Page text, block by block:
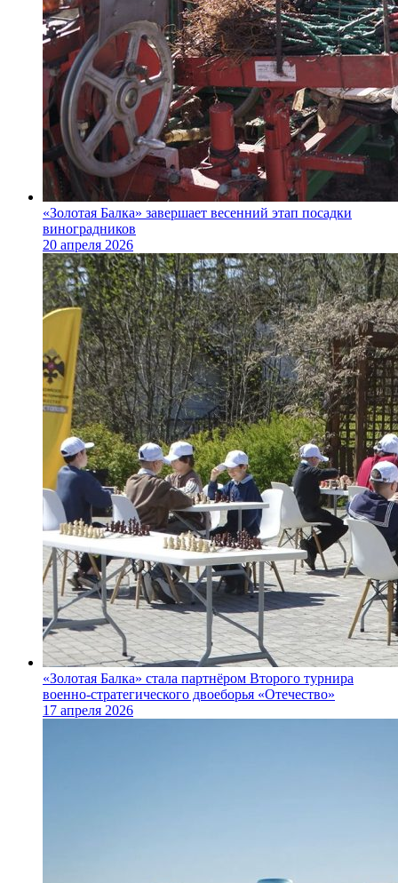
«Золотая Балка» завершает весенний этап посадки
виноградников
20 апреля 2026
«Золотая Балка» стала партнёром Второго турнира
военно‑стратегического двоеборья «Отечество»
17 апреля 2026